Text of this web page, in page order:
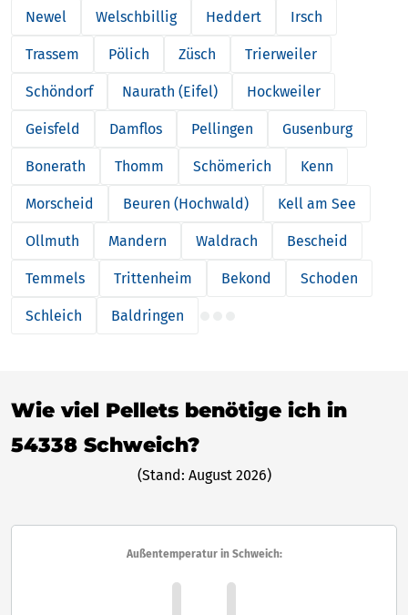
Newel Welschbillig Heddert Irsch
Trassem Pölich Züsch Trierweiler
Schöndorf Naurath (Eifel) Hockweiler
Geisfeld Damflos Pellingen Gusenburg
Bonerath Thomm Schömerich Kenn
Morscheid Beuren (Hochwald) Kell am See
Ollmuth Mandern Waldrach Bescheid
Temmels Trittenheim Bekond Schoden
Schleich Baldringen
Wie viel Pellets benötige ich in
54338 Schweich?
(Stand: August 2026)
Außentemperatur in Schweich: